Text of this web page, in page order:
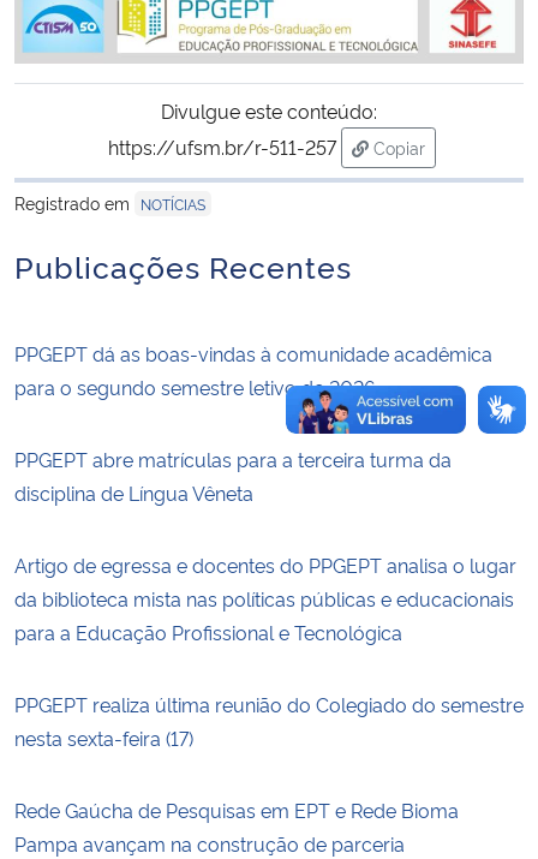
Gabinete de Segurança Institucional
Advocacia-Geral da União
Banco Central do Brasil
Planalto
Divulgue este conteúdo:
https://ufsm.br/r-511-257
Copiar
para área de
Registrado em
NOTÍCIAS
Publicações Recentes
PPGEPT dá as boas-vindas à comunidade acadêmica
para o segundo semestre letivo de 2026
PPGEPT abre matrículas para a terceira turma da
disciplina de Língua Vêneta
Artigo de egressa e docentes do PPGEPT analisa o lugar
da biblioteca mista nas políticas públicas e educacionais
para a Educação Profissional e Tecnológica
PPGEPT realiza última reunião do Colegiado do semestre
nesta sexta-feira (17)
Rede Gaúcha de Pesquisas em EPT e Rede Bioma
Pampa avançam na construção de parceria